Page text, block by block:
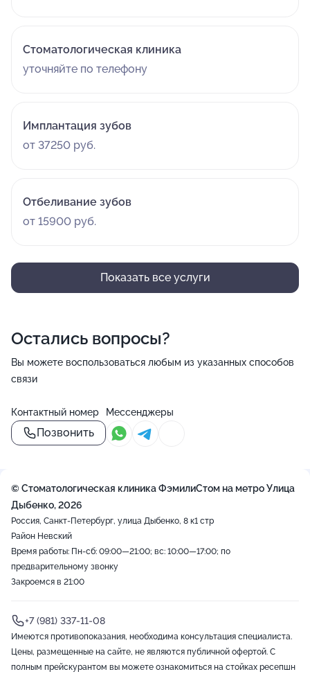
Стоматологическая клиника
уточняйте по телефону
Имплантация зубов
от 37250 руб.
Отбеливание зубов
от 15900 руб.
Показать все услуги
Остались вопросы?
Вы можете воспользоваться любым из указанных способов
связи
Контактный номер
Позвонить
Мессенджеры
© Стоматологическая клиника ФэмилиСтом на метро Улица
Дыбенко, 2026
Россия, Санкт-Петербург, улица Дыбенко, 8 к1 стр
Район Невский
Время работы: Пн-сб: 09:00—21:00; вс: 10:00—17:00; по
предварительному звонку
Закроемся в 21:00
+7 (981) 337-11-08
Имеются противопоказания, необходима консультация специалиста.
Цены, размещенные на сайте, не являются публичной офертой. С
полным прейскурантом вы можете ознакомиться на стойках ресепшн